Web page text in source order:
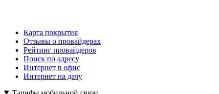
Карта покрытия
Отзывы о провайдерах
Рейтинг провайдеров
Поиск по адресу
Интернет в офис
Интернет на дачу